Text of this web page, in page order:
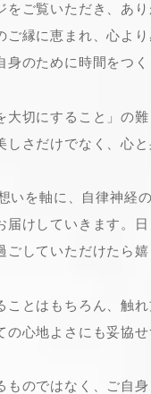
ご覧いただき、あり
縁に恵まれ、心より
身のために時間をつ
切にすること」の
しさだけでなく、心
いを軸に、自律神経
届けしていきます。
していただけたら嬉
とはもちろん、触
の心地よさにも妥協
ものではなく、ご自